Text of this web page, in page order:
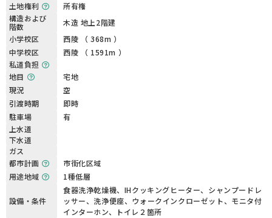
土地権利
所有権
構造および
階数
木造 地上2階建
小学校区
西陵 （ 368m ）
中学校区
西陵 （ 1591m ）
私道負担
地目
宅地
現況
空
引渡時期
即時
駐車場
有
上水道
下水道
ガス
都市計画
市街化区域
用途地域
1種低層
設備・条件
食器洗浄乾燥機、IHクッキングヒーター、シャンプードレ
ッサー、洗浄便座、ウォークインクローゼット、モニタ付
インターホン、トイレ２箇所